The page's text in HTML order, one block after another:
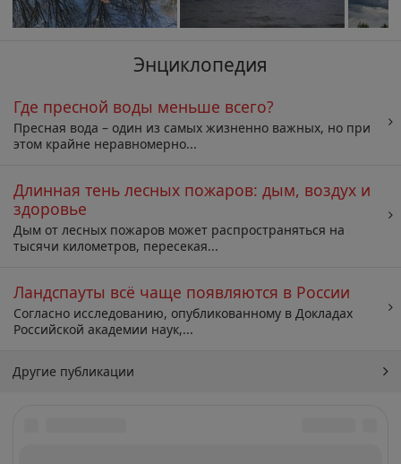
Энциклопедия
Где пресной воды меньше всего?
Пресная вода – один из самых жизненно важных, но при
этом крайне неравномерно...
Длинная тень лесных пожаров: дым, воздух и
здоровье
Дым от лесных пожаров может распространяться на
тысячи километров, пересекая...
Ландспауты всё чаще появляются в России
Согласно исследованию, опубликованному в Докладах
Российской академии наук,...
Другие публикации